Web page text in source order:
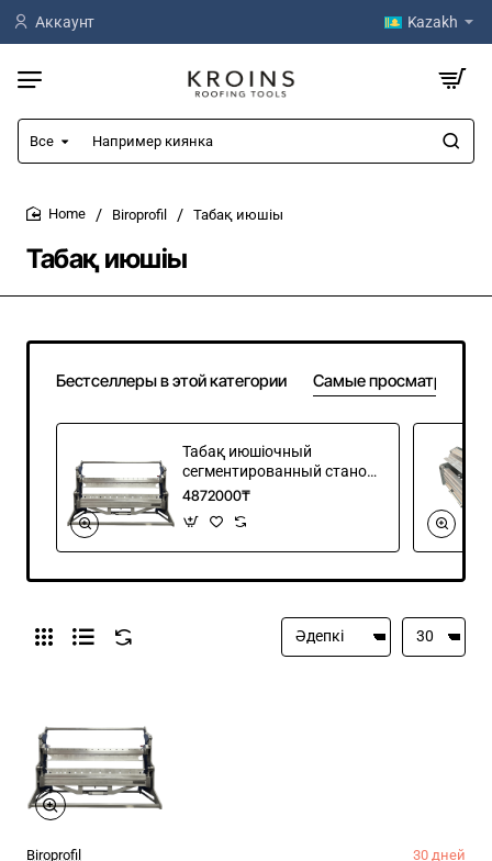
Аккаунт Kazakh
Все
Например
киянка
Табақ июшіы
Biroprofil Табақ июшіы
Бестселлеры в этой категории Самые
Табақ июшіочный
сегментированный станок
BPSE-100S
4872000₸
Biroprofil 30 дней